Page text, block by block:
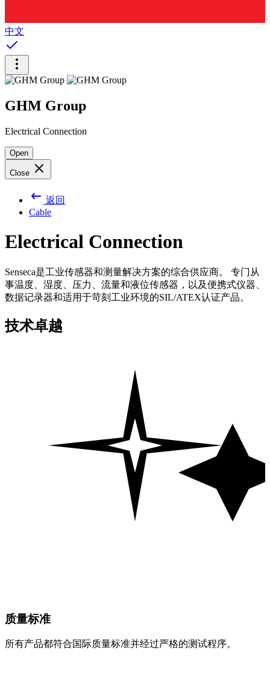
中文
GHM Group
Electrical Connection
Open
Close
返回
Cable
Electrical Connection
Senseca是工业传感器和测量解决方案的综合供应商。 专门从
事温度、湿度、压力、流量和液位传感器，以及便携式仪器、
数据记录器和适用于苛刻工业环境的SIL/ATEX认证产品。
技术卓越
质量标准
所有产品都符合国际质量标准并经过严格的测试程序。